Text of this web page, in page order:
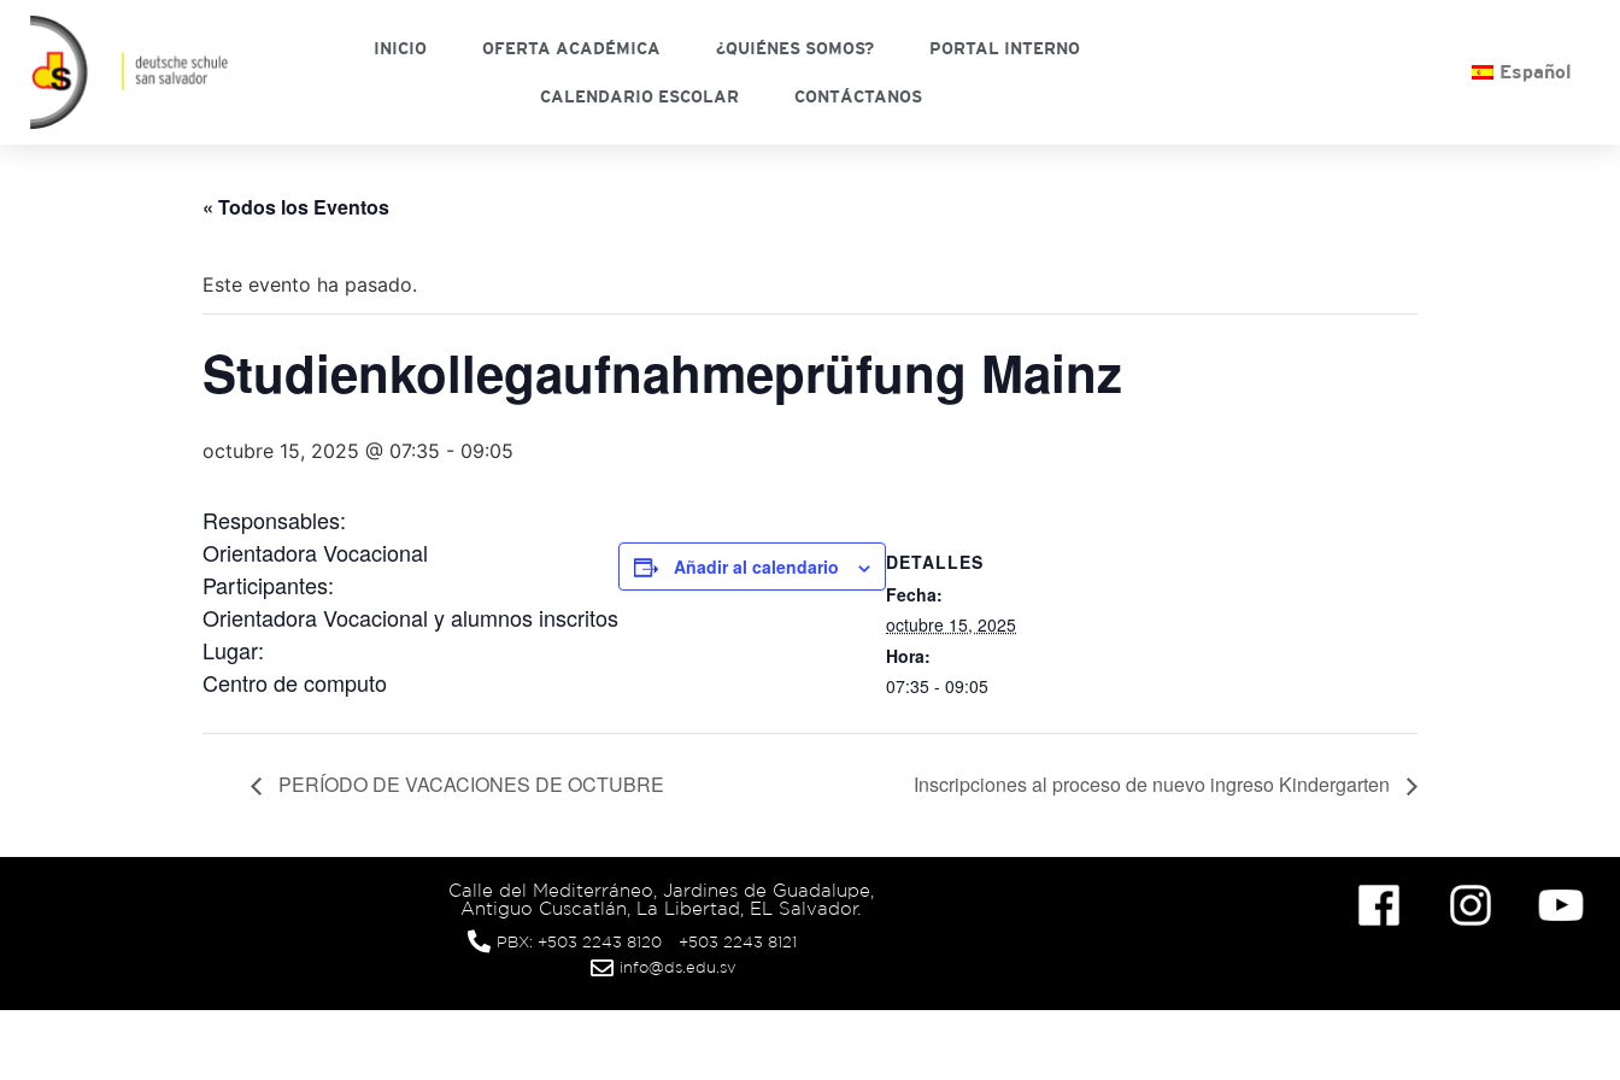
INICIO OFERTA ACADÉMICA ¿QUIÉNES SOMOS? PORTAL INTERNO
CALENDARIO ESCOLAR CONTÁCTANOS
Español
« Todos los Eventos
Este evento ha pasado.
Studienkollegaufnahmeprüfung Mainz
octubre 15, 2025 @ 07:35 - 09:05
Responsables:
Orientadora Vocacional
Participantes:
Orientadora Vocacional y alumnos inscritos
Lugar:
Centro de computo
Añadir al calendario
DETALLES
Fecha:
octubre 15, 2025
Hora:
07:35 - 09:05
PERÍODO DE VACACIONES DE OCTUBRE Inscripciones al proceso de nuevo ingreso Kindergarten
Calle del Mediterráneo, Jardines de Guadalupe,
Antiguo Cuscatlán, La Libertad, EL Salvador.
PBX: +503 2243 8120
+503 2243 8121
info@ds.edu.sv